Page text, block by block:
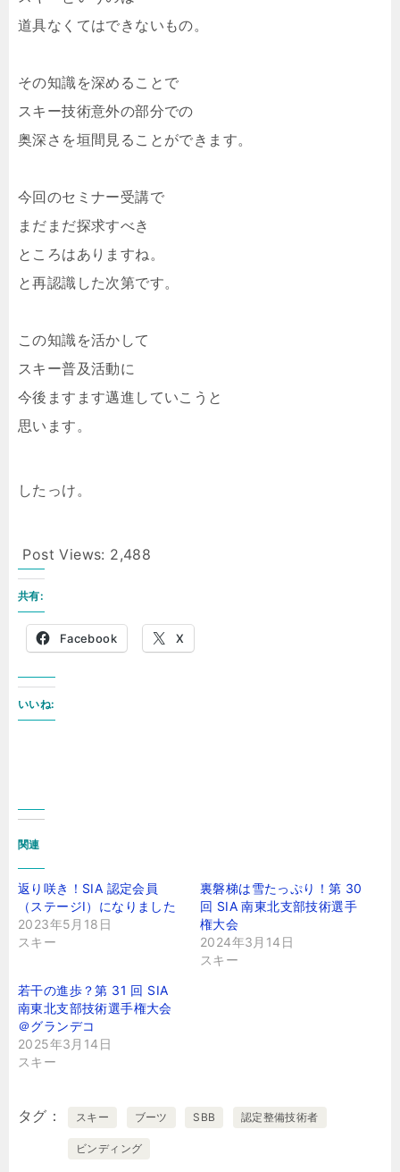
道具なくてはできないもの。
その知識を深めることで
スキー技術意外の部分での
奥深さを垣間見ることができます。
今回のセミナー受講で
まだまだ探求すべき
ところはありますね。
と再認識した次第です。
この知識を活かして
スキー普及活動に
今後ますます邁進していこうと
思います。
したっけ。
Post Views: 2,488
共有:
Facebook X
いいね:
関連
返り咲き！SIA 認定会員
（ステージⅠ）になりました
2023年5月18日
スキー
裏磐梯は雪たっぷり！第 30
回 SIA 南東北支部技術選手
権大会
2024年3月14日
スキー
若干の進歩？第 31 回 SIA
南東北支部技術選手権大会
＠グランデコ
2025年3月14日
スキー
タグ スキー ブーツ SBB 認定整備技術者
ビンディング